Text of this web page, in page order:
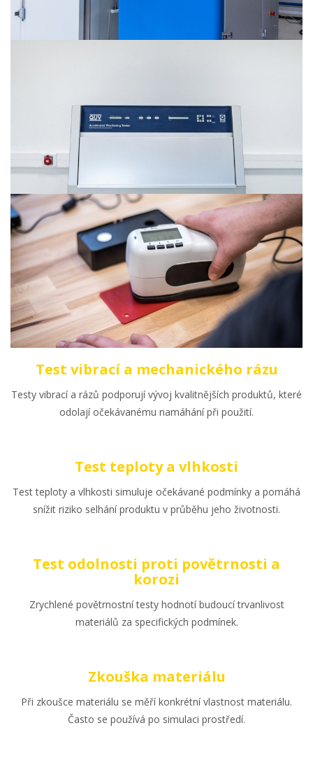
Test vibrací a mechanického rázu
Testy vibrací a rázů podporují vývoj kvalitnějších produktů, které
odolají očekávanému namáhání při použití.
Test teploty a vlhkosti
Test teploty a vlhkosti simuluje očekávané podmínky a pomáhá
snížit riziko selhání produktu v průběhu jeho životnosti.
Test odolnosti proti povětrnosti a
korozi
Zrychlené povětrnostní testy hodnotí budoucí trvanlivost
materiálů za specifických podmínek.
Zkouška materiálu
Při zkoušce materiálu se měří konkrétní vlastnost materiálu.
Často se používá po simulaci prostředí.